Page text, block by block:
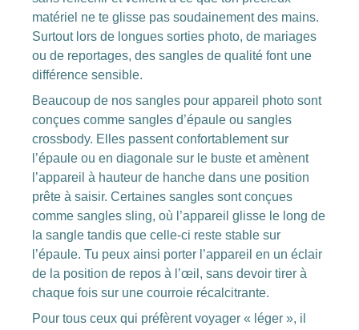
matériel ne te glisse pas soudainement des mains.
Surtout lors de longues sorties photo, de mariages
ou de reportages, des sangles de qualité font une
différence sensible.
Beaucoup de nos sangles pour appareil photo sont
conçues comme sangles d’épaule ou sangles
crossbody. Elles passent confortablement sur
l’épaule ou en diagonale sur le buste et amènent
l’appareil à hauteur de hanche dans une position
prête à saisir. Certaines sangles sont conçues
comme sangles sling, où l’appareil glisse le long de
la sangle tandis que celle-ci reste stable sur
l’épaule. Tu peux ainsi porter l’appareil en un éclair
de la position de repos à l’œil, sans devoir tirer à
chaque fois sur une courroie récalcitrante.
Pour tous ceux qui préfèrent voyager « léger », il